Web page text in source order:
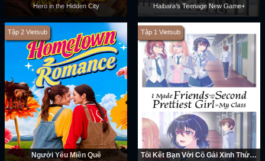
Hero in the Hidden City Haibara's Teenage New Game+
Tập 2 Vietsub
Người Yêu Miền Quê
Tập 1 Vietsub
Tôi Kết Bạn Với Cô Gái Xinh Thứ Hai Trong Lớp